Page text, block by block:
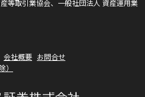
等取引業協会、一般社団法人 資産運用業
会社概要 お問合せ
）